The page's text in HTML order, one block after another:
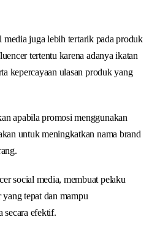
juga lebih tertarik pada produk
tertentu karena adanya ikatan
kepercayaan ulasan produk yang
apabila promosi menggunakan
untuk meningkatkan nama brand
social media, membuat pelaku
tepat dan mampu
secara efektif.